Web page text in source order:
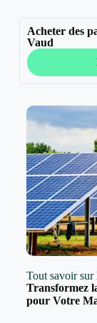
Acheter des
Vaud
Tout savoir sur
Transformez
pour Votre